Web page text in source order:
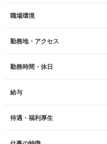
職場環境
勤務地・アクセス
勤務時間・休日
給与
待遇・福利厚生